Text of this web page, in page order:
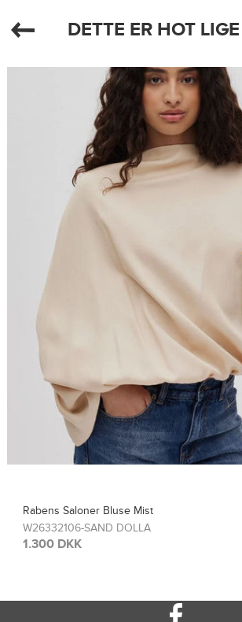
DETTE ER HOT
Rabens Saloner Top Sinem
W26308115-FRENCH TOA
1.300 DKK